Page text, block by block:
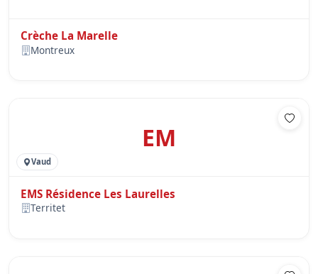
Crèche La Marelle
Montreux
EM
Vaud
EMS Résidence Les Laurelles
Territet